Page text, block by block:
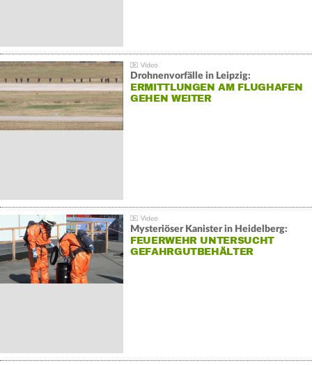
Drohnenvorfälle in Leipzig:
ERMITTLUNGEN AM FLUGHAFEN
GEHEN WEITER
Mysteriöser Kanister in Heidelberg:
FEUERWEHR UNTERSUCHT
GEFAHRGUTBEHÄLTER